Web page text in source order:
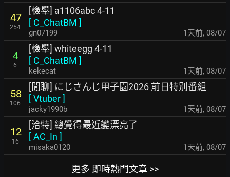
47
254
[檢舉] a1106abc 4-11
[ C_ChatBM ]
gn07199 1天前, 08/07
4
6
[檢舉] whiteegg 4-11
[ C_ChatBM ]
kekecat 1天前, 08/07
58
106
[閒聊] にじさんじ甲子園2026 前日特別番組
[Vtuber]
jacky1990b 1天前, 08/07
12
16
[洽特] 總覺得最近變漂亮了
[AC_In ]
misaka0120 1天前, 08/07
更多 即時熱門文章 >>